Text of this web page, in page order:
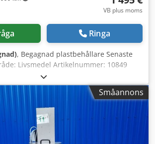
VB plus moms
Ringa
, Begagnad plastbehållare Senaste
Livsmedel Artikelnummer: 10849
Stående Material (medieberörda delar):
Dedpfx Asvphp Tonzeck
typskylt: Atmosfäriskt Behållarens mått:
mm Cylindrisk höjd: 1290 mm
Utloppsdiameter: 50 mm Total bredd:
1370 mm Utrustning: Typskylt: Ja
Småannons